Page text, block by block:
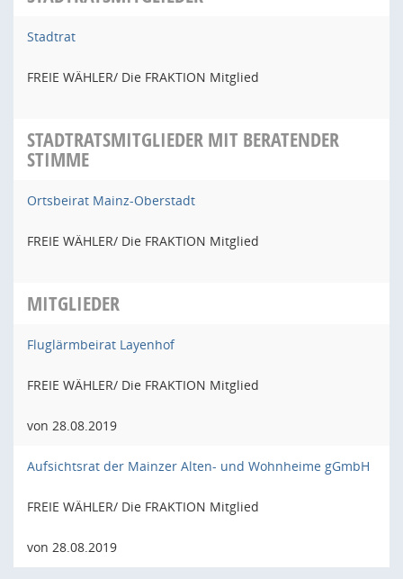
Stadtrat
FREIE WÄHLER/ Die FRAKTION Mitglied
STADTRATSMITGLIEDER MIT BERATENDER
STIMME
Ortsbeirat Mainz-Oberstadt
FREIE WÄHLER/ Die FRAKTION Mitglied
MITGLIEDER
Fluglärmbeirat Layenhof
FREIE WÄHLER/ Die FRAKTION Mitglied
von 28.08.2019
Aufsichtsrat der Mainzer Alten- und Wohnheime gGmbH
FREIE WÄHLER/ Die FRAKTION Mitglied
von 28.08.2019